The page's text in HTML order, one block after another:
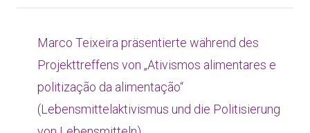
Marco Teixeira präsentierte während des
Projekttreffens von „Ativismos alimentares e
politização da alimentação“
(Lebensmittelaktivismus und die Politisierung